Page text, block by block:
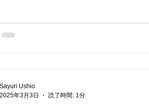
Sayuri Ushio
2025年3月3日
読了時間: 1分